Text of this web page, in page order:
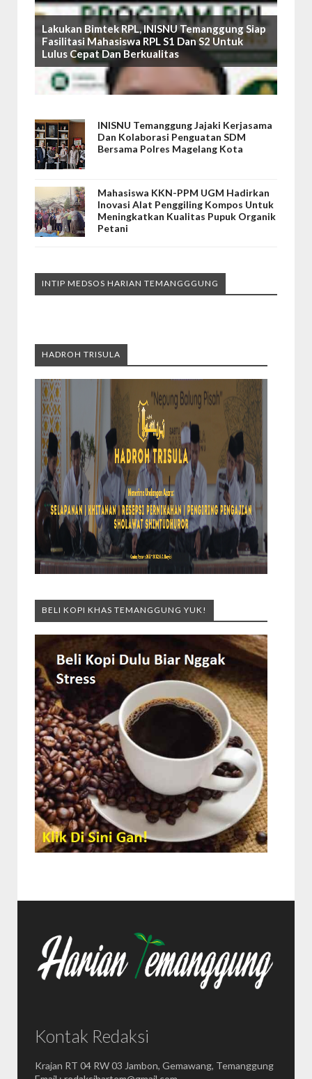
Lakukan Bimtek RPL, INISNU Temanggung Siap
Fasilitasi Mahasiswa RPL S1 Dan S2 Untuk
Lulus Cepat Dan Berkualitas
INISNU Temanggung Jajaki Kerjasama
Dan Kolaborasi Penguatan SDM
Bersama Polres Magelang Kota
Mahasiswa KKN-PPM UGM Hadirkan
Inovasi Alat Penggiling Kompos Untuk
Meningkatkan Kualitas Pupuk Organik
Petani
INTIP MEDSOS HARIAN TEMANGGGUNG
HADROH TRISULA
BELI KOPI KHAS TEMANGGUNG YUK!
Kontak Redaksi
Krajan RT 04 RW 03 Jambon, Gemawang, Temanggung